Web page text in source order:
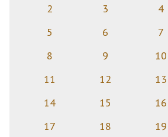
2
3
4
5
6
7
8
9
10
11
12
13
14
15
16
17
18
19